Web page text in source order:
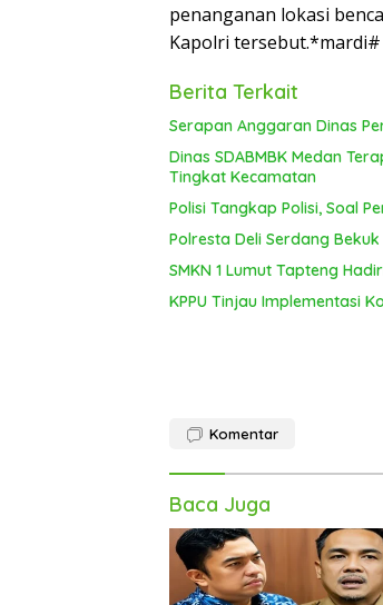
penanganan lokasi
Kapolri tersebut.*mardi#
Berita Terkait
Serapan Anggaran Dinas
Dinas SDABMBK Medan
Tingkat Kecamatan
Polisi Tangkap Polisi, Soal
Polresta Deli Serdang
SMKN 1 Lumut Tapteng
KPPU Tinjau Implementasi
Komentar
Baca Juga